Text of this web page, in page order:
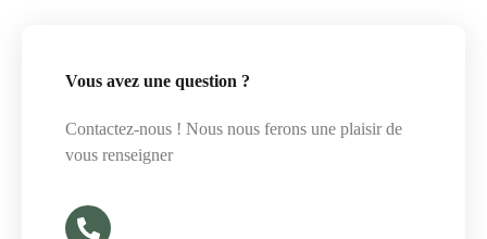
Vous avez une question ?
Contactez-nous ! Nous nous ferons une plaisir de
vous renseigner